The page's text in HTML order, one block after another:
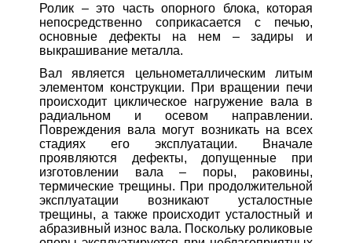
Ролик – это часть опорного блока, которая
непосредственно соприкасается с печью,
основные дефекты на нем – задиры и
выкрашивание металла.
Вал является цельнометаллическим литым
элементом конструкции. При вращении печи
происходит циклическое нагружение вала в
радиальном и осевом направлении.
Повреждения вала могут возникать на всех
стадиях его эксплуатации. Вначале
проявляются дефекты, допущенные при
изготовлении вала – поры, раковины,
термические трещины. При продолжительной
эксплуатации возникают усталостные
трещины, а также происходит усталостный и
абразивный износ вала. Поскольку роликовые